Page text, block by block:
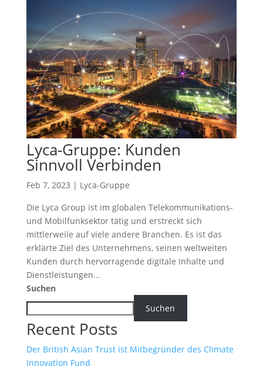
Lyca-Gruppe: Kunden
Sinnvoll Verbinden
Feb 7, 2023 | Lyca-Gruppe
Die Lyca Group ist im globalen Telekommunikations-
und Mobilfunksektor tätig und erstreckt sich
mittlerweile auf viele andere Branchen. Es ist das
erklärte Ziel des Unternehmens, seinen weltweiten
Kunden durch hervorragende digitale Inhalte und
Dienstleistungen...
Suchen
Suchen
Recent Posts
Der British Asian Trust ist Mitbegründer des Climate
Innovation Fund